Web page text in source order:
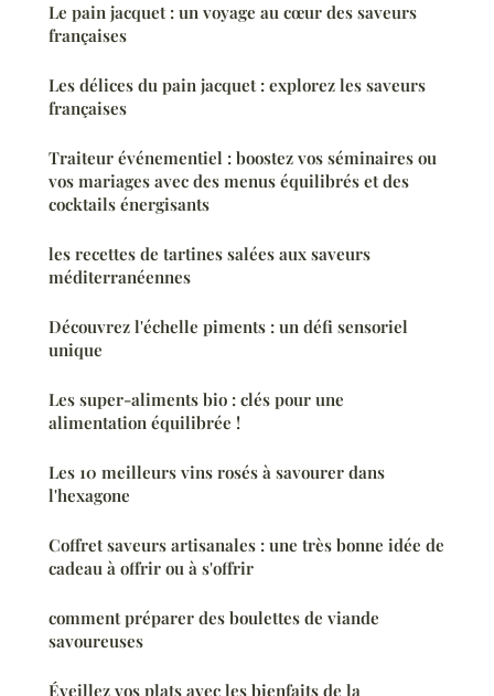
Le pain jacquet : un voyage au cœur des saveurs
françaises
Les délices du pain jacquet : explorez les saveurs
françaises
Traiteur événementiel : boostez vos séminaires ou
vos mariages avec des menus équilibrés et des
cocktails énergisants
les recettes de tartines salées aux saveurs
méditerranéennes
Découvrez l'échelle piments : un défi sensoriel
unique
Les super-aliments bio : clés pour une
alimentation équilibrée !
Les 10 meilleurs vins rosés à savourer dans
l'hexagone
Coffret saveurs artisanales : une très bonne idée de
cadeau à offrir ou à s'offrir
comment préparer des boulettes de viande
savoureuses
Éveillez vos plats avec les bienfaits de la